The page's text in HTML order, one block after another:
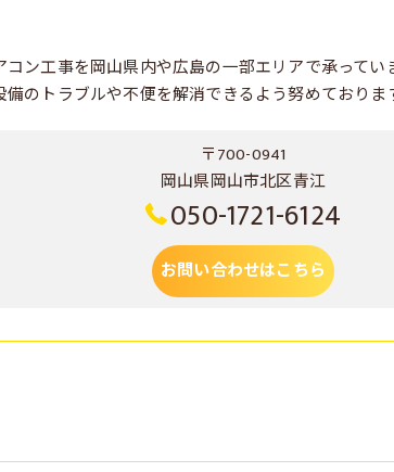
ン工事を岡山県内や広島の一部エリアで承って
のトラブルや不便を解消できるよう努めておりま
〒700-0941
岡山県岡山市北区青江
050-1721-6124
お問い合わせはこちら